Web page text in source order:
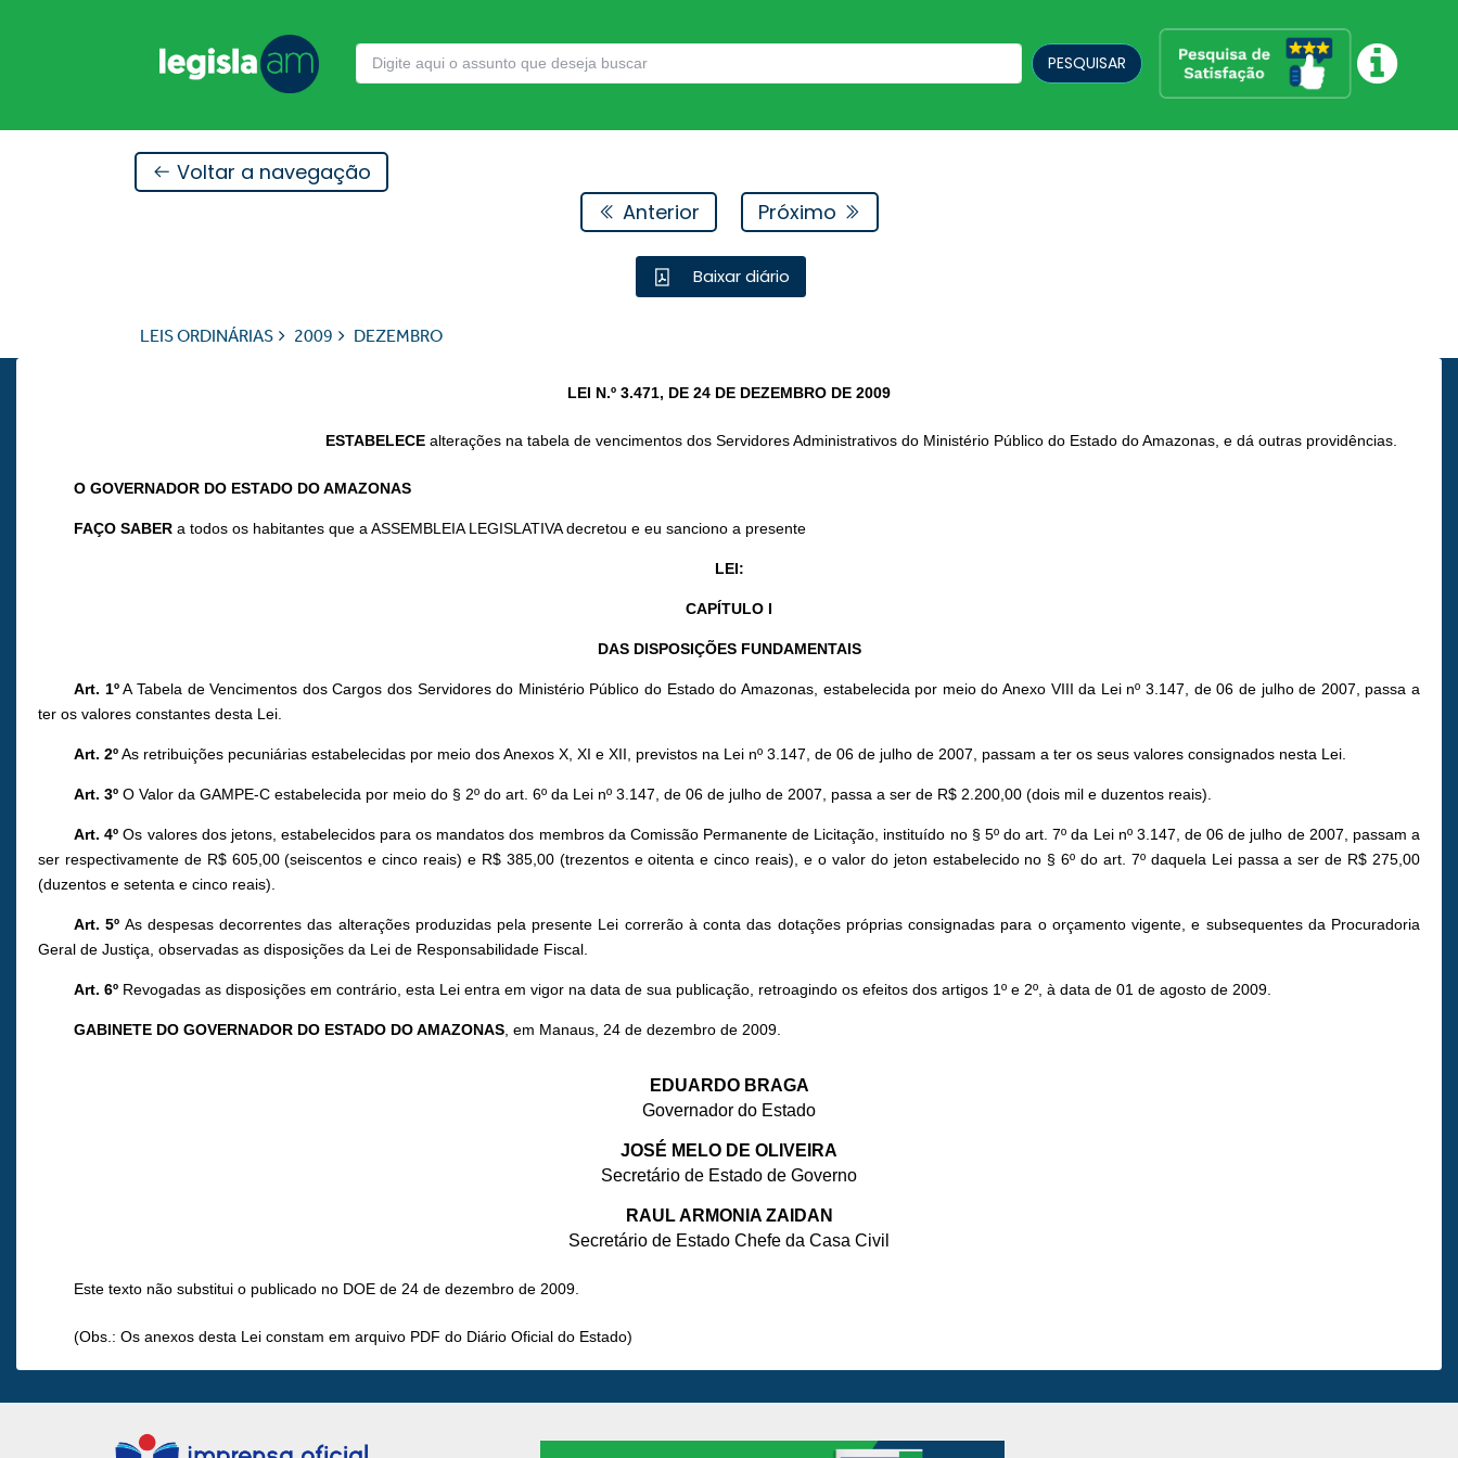
PESQUISAR
Voltar a navegação
Anterior
Próximo
Baixar diário
LEIS ORDINÁRIAS 2009 DEZEMBRO
LEI N.º 3.471, DE 24 DE DEZEMBRO DE 2009
ESTABELECE alterações na tabela de vencimentos dos Servidores Administrativos do Ministério Público do Estado do Amazonas, e dá outras providências.
O GOVERNADOR DO ESTADO DO AMAZONAS
FAÇO SABER a todos os habitantes que a ASSEMBLEIA LEGISLATIVA decretou e eu sanciono a presente
LEI:
CAPÍTULO I
DAS DISPOSIÇÕES FUNDAMENTAIS
Art. 1ºA Tabela de Vencimentos dos Cargos dos Servidores do Ministério Público do Estado do Amazonas, estabelecida por meio do Anexo VIII da Lei nº 3.147, de 06 de julho de 2007, passa a
ter os valores constantes desta Lei.
Art. 2ºAs retribuições pecuniárias estabelecidas por meio dos Anexos X, XI e XII, previstos na Lei nº 3.147, de 06 de julho de 2007, passam a ter os seus valores consignados nesta Lei.
Art. 3º O Valor da GAMPE-C estabelecida por meio do § 2º do art. 6º da Lei nº 3.147, de 06 de julho de 2007, passa a ser de R$ 2.200,00 (dois mil e duzentos reais).
Art. 4º Os valores dos jetons, estabelecidos para os mandatos dos membros da Comissão Permanente de Licitação, instituído no § 5º do art. 7º da Lei nº 3.147, de 06 de julho de 2007, passam a
ser respectivamente de R$ 605,00 (seiscentos e cinco reais) e R$ 385,00 (trezentos e oitenta e cinco reais), e o valor do jeton estabelecido no § 6º do art. 7º daquela Lei passa a ser de R$ 275,00
(duzentos e setenta e cinco reais).
Art. 5º As despesas decorrentes das alterações produzidas pela presente Lei correrão à conta das dotações próprias consignadas para o orçamento vigente, e subsequentes da Procuradoria
Geral de Justiça, observadas as disposições da Lei de Responsabilidade Fiscal.
Art. 6º Revogadas as disposições em contrário, esta Lei entra em vigor na data de sua publicação, retroagindo os efeitos dos artigos 1º e 2º, à data de 01 de agosto de 2009.
GABINETE DO GOVERNADOR DO ESTADO DO AMAZONAS, em Manaus, 24 de dezembro de 2009.
EDUARDO BRAGA
Governador do Estado
JOSÉ MELO DE OLIVEIRA
Secretário de Estado de Governo
RAUL ARMONIA ZAIDAN
Secretário de Estado Chefe da Casa Civil
Este texto não substitui o publicado no DOE de 24 de dezembro de 2009.
(Obs.: Os anexos desta Lei constam em arquivo PDF do Diário Oficial do Estado)